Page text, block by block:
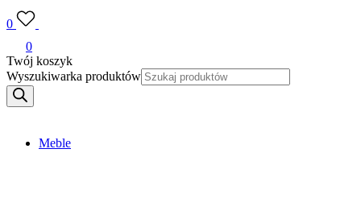
0
0
Twój koszyk
Wyszukiwarka produktów
Meble